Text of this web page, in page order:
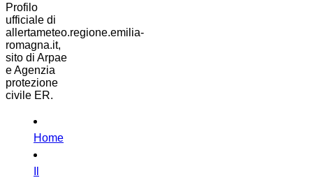
Profilo
ufficiale di
allertameteo.regione.emilia-
romagna.it,
sito di Arpae
e Agenzia
protezione
civile ER.
Home